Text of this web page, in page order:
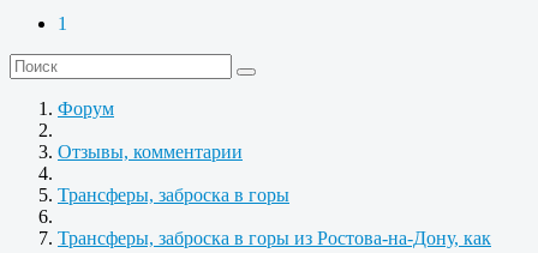
1
Форум
Отзывы, комментарии
Трансферы, заброска в горы
Трансферы, заброска в горы из Ростова-на-Дону, как